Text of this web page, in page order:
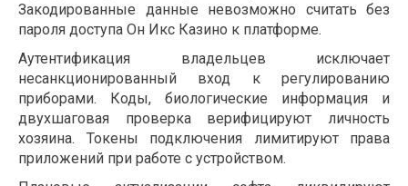
Закодированные данные невозможно считать без
пароля доступа Он Икс Казино к платформе.
Аутентификация владельцев исключает
несанкционированный вход к регулированию
приборами. Коды, биологические информация и
двухшаговая проверка верифицируют личность
хозяина. Токены подключения лимитируют права
приложений при работе с устройством.